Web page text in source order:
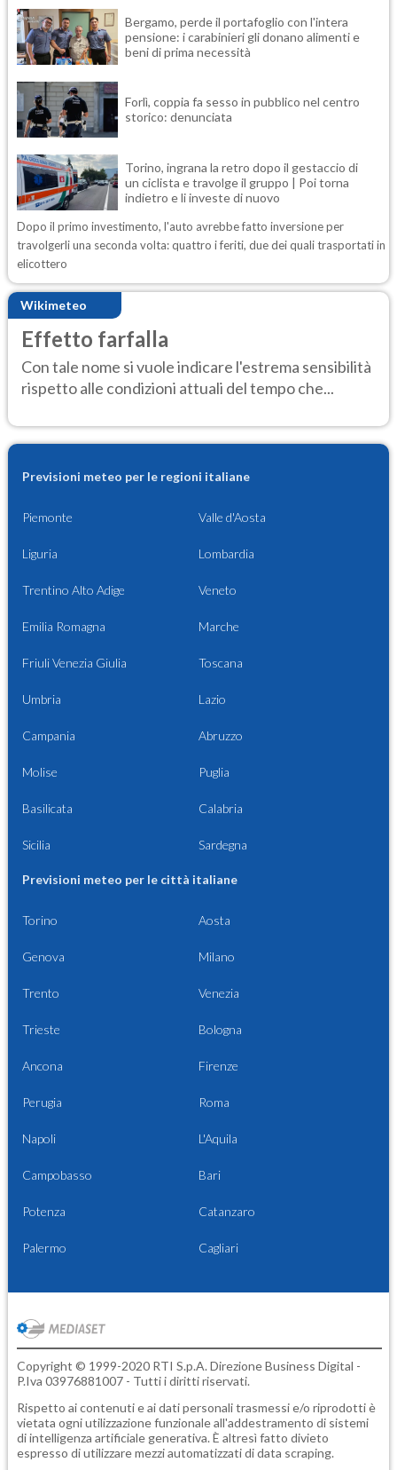
Bergamo, perde il portafoglio con l'intera
pensione: i carabinieri gli donano alimenti e
beni di prima necessità
Forlì, coppia fa sesso in pubblico nel centro
storico: denunciata
Torino, ingrana la retro dopo il gestaccio di
un ciclista e travolge il gruppo | Poi torna
indietro e li investe di nuovo
Dopo il primo investimento, l'auto avrebbe fatto inversione per
travolgerli una seconda volta: quattro i feriti, due dei quali trasportati in
elicottero
Wikimeteo
Effetto farfalla
Con tale nome si vuole indicare l'estrema sensibilità
rispetto alle condizioni attuali del tempo che...
Previsioni meteo per le regioni italiane
Piemonte Valle d'Aosta
Liguria Lombardia
Trentino Alto Adige Veneto
Emilia Romagna Marche
Friuli Venezia Giulia Toscana
Umbria Lazio
Campania Abruzzo
Molise Puglia
Basilicata Calabria
Sicilia Sardegna
Previsioni meteo per le città italiane
Torino Aosta
Genova Milano
Trento Venezia
Trieste Bologna
Ancona Firenze
Perugia Roma
Napoli L'Aquila
Campobasso Bari
Potenza Catanzaro
Palermo Cagliari
Copyright © 1999-2020 RTI S.p.A. Direzione Business Digital -
P.Iva 03976881007 - Tutti i diritti riservati.
Rispetto ai contenuti e ai dati personali trasmessi e/o riprodotti è
vietata ogni utilizzazione funzionale all'addestramento di sistemi
di intelligenza artificiale generativa. È altresì fatto divieto
espresso di utilizzare mezzi automatizzati di data scraping.